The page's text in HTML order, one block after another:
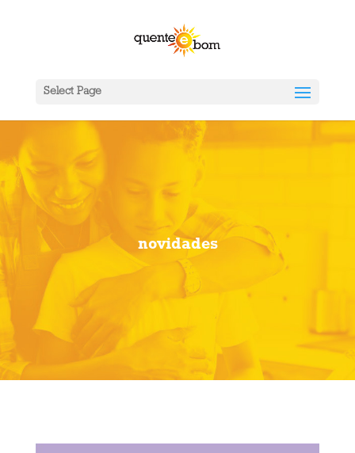
Select Page
novidades